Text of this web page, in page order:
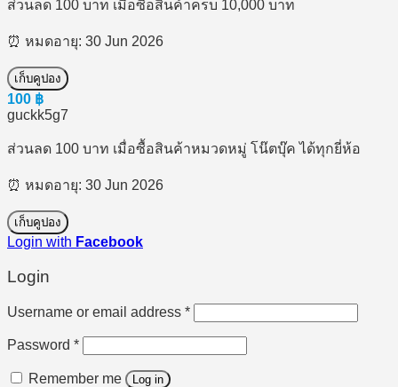
ส่วนลด 100 บาท เมื่อซื้อสินค้าครบ 10,000 บาท
⏰ หมดอายุ: 30 Jun 2026
เก็บคูปอง
100 ฿
guckk5g7
ส่วนลด 100 บาท เมื่อซื้อสินค้าหมวดหมู่ โน๊ตบุ๊ค ได้ทุกยี่ห้อ
⏰ หมดอายุ: 30 Jun 2026
เก็บคูปอง
Login with Facebook
Login
Username or email address *Required
Password *Required
Remember me Log in